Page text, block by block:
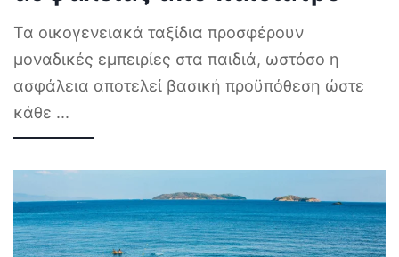
Τα οικογενειακά ταξίδια προσφέρουν
μοναδικές εμπειρίες στα παιδιά, ωστόσο η
ασφάλεια αποτελεί βασική προϋπόθεση ώστε
κάθε ...